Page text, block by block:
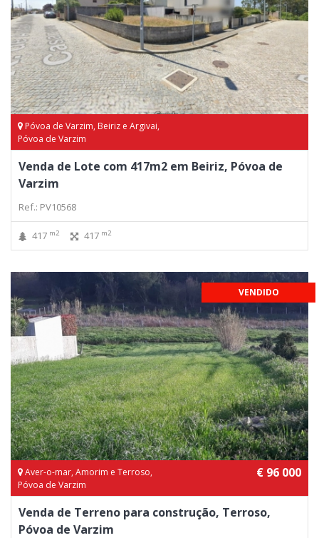
Póvoa de Varzim, Beiriz e Argivai,
Póvoa de Varzim
Venda de Lote com 417m2 em Beiriz, Póvoa de
Varzim
Ref.: PV10568
417 m2 417 m2
VENDIDO
Aver-o-mar, Amorim e Terroso,
Póvoa de Varzim
€ 96 000
Venda de Terreno para construção, Terroso,
Póvoa de Varzim